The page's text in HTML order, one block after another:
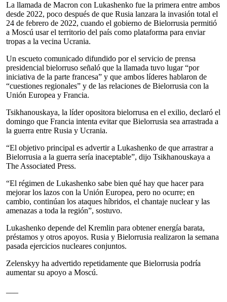
La llamada de Macron con Lukashenko fue la primera entre ambos
desde 2022, poco después de que Rusia lanzara la invasión total el
24 de febrero de 2022, cuando el gobierno de Bielorrusia permitió
a Moscú usar el territorio del país como plataforma para enviar
tropas a la vecina Ucrania.
Un escueto comunicado difundido por el servicio de prensa
presidencial bielorruso señaló que la llamada tuvo lugar “por
iniciativa de la parte francesa” y que ambos líderes hablaron de
“cuestiones regionales” y de las relaciones de Bielorrusia con la
Unión Europea y Francia.
Tsikhanouskaya, la líder opositora bielorrusa en el exilio, declaró el
domingo que Francia intenta evitar que Bielorrusia sea arrastrada a
la guerra entre Rusia y Ucrania.
“El objetivo principal es advertir a Lukashenko de que arrastrar a
Bielorrusia a la guerra sería inaceptable”, dijo Tsikhanouskaya a
The Associated Press.
“El régimen de Lukashenko sabe bien qué hay que hacer para
mejorar los lazos con la Unión Europea, pero no ocurre; en
cambio, continúan los ataques híbridos, el chantaje nuclear y las
amenazas a toda la región”, sostuvo.
Lukashenko depende del Kremlin para obtener energía barata,
préstamos y otros apoyos. Rusia y Bielorrusia realizaron la semana
pasada ejercicios nucleares conjuntos.
Zelenskyy ha advertido repetidamente que Bielorrusia podría
aumentar su apoyo a Moscú.